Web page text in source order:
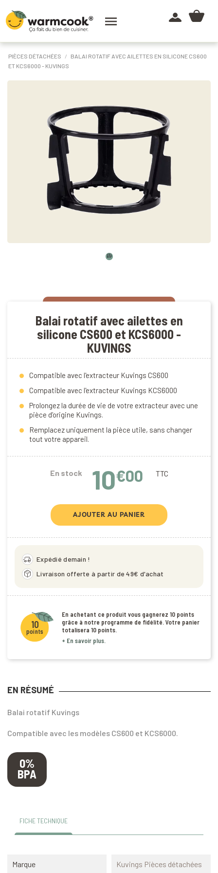

PIÈCES DÉTACHÉES
BALAI ROTATIF AVEC AILETTES EN SILICONE CS600
ET KCS6000 - KUVINGS
Balai rotatif avec ailettes en
silicone CS600 et KCS6000 -
KUVINGS
Compatible avec l'extracteur Kuvings CS600
Compatible avec l'extracteur Kuvings KCS6000
Prolongez la durée de vie de votre extracteur avec une
pièce d’origine Kuvings.
Remplacez uniquement la pièce utile, sans changer
tout votre appareil.
En stock 10€00 TTC
AJOUTER AU PANIER
delivery_truck_speed Expédié demain !
package_2 Livraison offerte à partir de 49€ d'achat
10
points
En achetant ce produit vous gagnerez 10 points
grâce à notre programme de fidélité. Votre panier
totalisera 10 points.
+ En savoir plus.
EN RÉSUMÉ
Balai rotatif Kuvings
Compatible avec les modèles CS600 et KCS6000.
0%
BPA
FICHE TECHNIQUE
Marque Kuvings Pièces détachées